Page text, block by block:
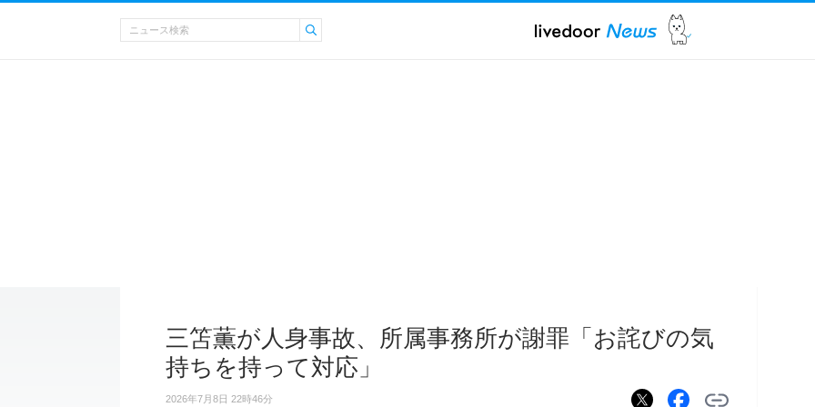
三笘薫が人身事故、所属事務所が謝罪「お詫びの気
持ちを持って対応」
2026年7月8日 22時46分